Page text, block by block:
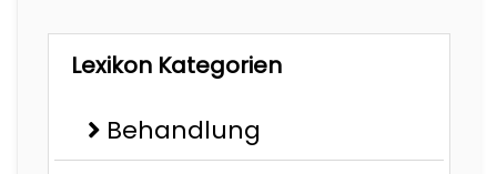
Lexikon Kategorien
Behandlung